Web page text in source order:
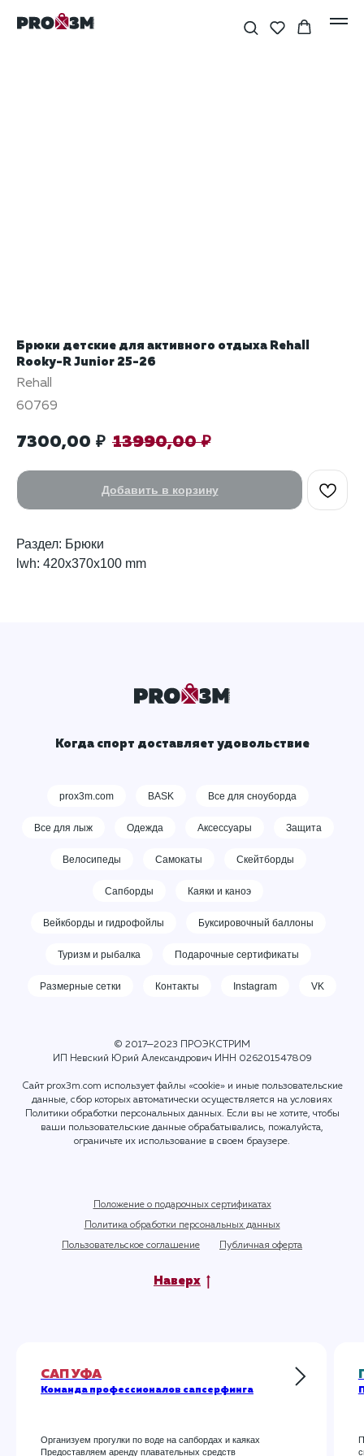
Брюки детские для активного отдыха Rehall
Rooky-R Junior 25-26
Rehall
60769
7300,00 ₽ 13990,00 ₽
Добавить в корзину
Раздел: Брюки
lwh: 420x370x100 mm
Когда спорт доставляет удовольствие
prox3m.com BASK Все для сноуборда
Все для лыж Одежда Аксессуары Защита
Велосипеды Самокаты Скейтборды
Сапборды Каяки и каноэ
Вейкборды и гидрофойлы Буксировочный баллоны
Туризм и рыбалка Подарочные сертификаты
Размерные сетки Контакты Instagram VK
© 2017—2023 ПРОЭКСТРИМ
ИП Невский Юрий Александрович ИНН 026201547809
Сайт prox3m.com использует файлы «cookie» и иные пользовательские
данные, сбор которых автоматически осуществляется на условиях
Политики обработки персональных данных. Если вы не хотите, чтобы
ваши пользовательские данные обрабатывались, пожалуйста,
ограничьте их использование в своем браузере.
Положение о подарочных сертификатах
Политика обработки персональных данных
Пользовательское соглашение Публичная оферта
Наверх
САП УФА
Команда профессионалов сапсерфинга
Организуем прогулки по воде на сапбордах и каяках
Предоставляем аренду плавательных средств